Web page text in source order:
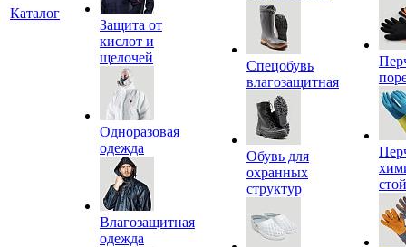
Каталог
Защита от
кислот и
щелочей
Одноразовая
одежда
Влагозащитная
одежда
Спецобувь
влагозащитная
Обувь для
охранных
структур